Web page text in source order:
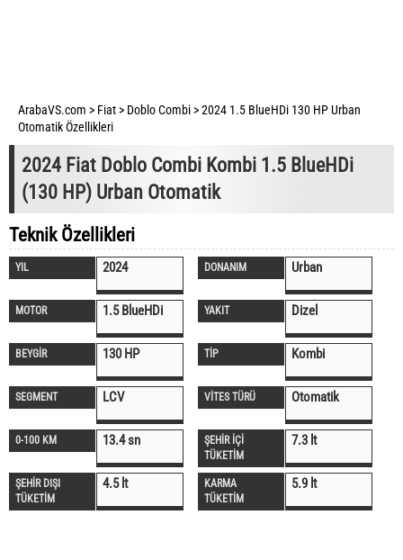
ArabaVS.com > Fiat > Doblo Combi >2024 1.5 BlueHDi 130 HP Urban
Otomatik Özellikleri
2024 Fiat Doblo Combi Kombi 1.5 BlueHDi
(130 HP) Urban Otomatik
Teknik Özellikleri
YIL 2024 DONANIM Urban
MOTOR 1.5 BlueHDi YAKIT Dizel
BEYGİR 130 HP TİP Kombi
SEGMENT LCV VİTES TÜRÜ Otomatik
0-100 KM 13.4 sn
ŞEHİR İÇİ
TÜKETİM
7.3 lt
ŞEHİR DIŞI
TÜKETİM
4.5 lt
KARMA
TÜKETİM
5.9 lt